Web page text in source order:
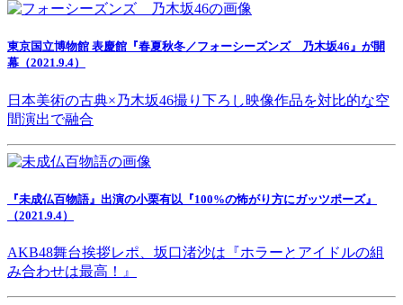
東京国立博物館 表慶館『春夏秋冬／フォーシーズンズ 乃木坂46』が開
幕（2021.9.4）
日本美術の古典×乃木坂46撮り下ろし映像作品を対比的な空
間演出で融合
『未成仏百物語』出演の小栗有以『100%の怖がり方にガッツポーズ』
（2021.9.4）
AKB48舞台挨拶レポ、坂口渚沙は『ホラーとアイドルの組
み合わせは最高！』